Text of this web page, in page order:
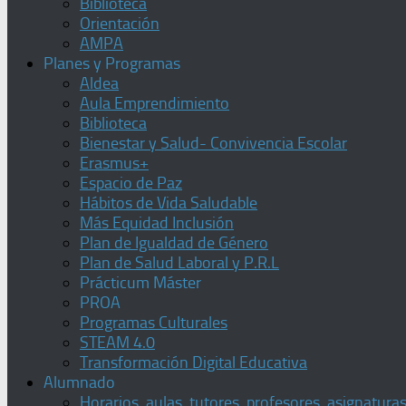
Orientación
AMPA
Planes y Programas
Aldea
Aula Emprendimiento
Biblioteca
Bienestar y Salud- Convivencia Escolar
Erasmus+
Espacio de Paz
Hábitos de Vida Saludable
Más Equidad Inclusión
Plan de Igualdad de Género
Plan de Salud Laboral y P.R.L
Prácticum Máster
PROA
Programas Culturales
STEAM 4.0
Transformación Digital Educativa
Alumnado